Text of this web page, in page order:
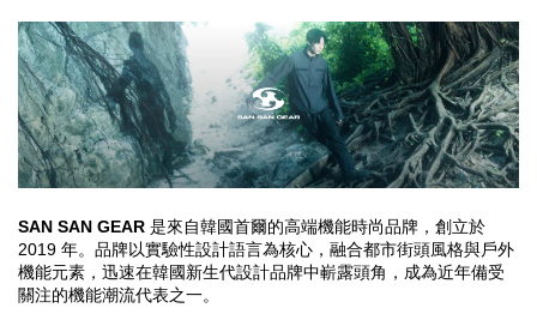
SAN SAN GEAR 是來自韓國首爾的高端機能時尚品牌，創立於
2019 年。品牌以實驗性設計語言為核心，融合都市街頭風格與戶外
機能元素，迅速在韓國新生代設計品牌中嶄露頭角，成為近年備受
關注的機能潮流代表之一。